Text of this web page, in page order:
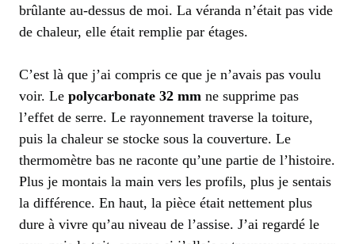
brûlante au-dessus de moi. La véranda n’était pas vide
de chaleur, elle était remplie par étages.
C’est là que j’ai compris ce que je n’avais pas voulu
voir. Le polycarbonate 32 mm ne supprime pas
l’effet de serre. Le rayonnement traverse la toiture,
puis la chaleur se stocke sous la couverture. Le
thermomètre bas ne raconte qu’une partie de l’histoire.
Plus je montais la main vers les profils, plus je sentais
la différence. En haut, la pièce était nettement plus
dure à vivre qu’au niveau de l’assise. J’ai regardé le